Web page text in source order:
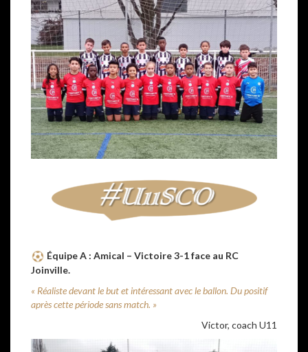
Équipe A : Amical – Victoire 3-1 face au RC
Joinville.
« Réaliste devant le but et intéressant avec le ballon. Du positif
après cette période sans match. »
Victor, coach U11